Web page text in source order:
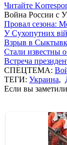
Читайте
Война России с
Провал сезона:
У Сухопутних
Взрыв в
Стали известны
Встреча
СПЕЦТЕМА:
ТЕГИ: Украина,
Если вы